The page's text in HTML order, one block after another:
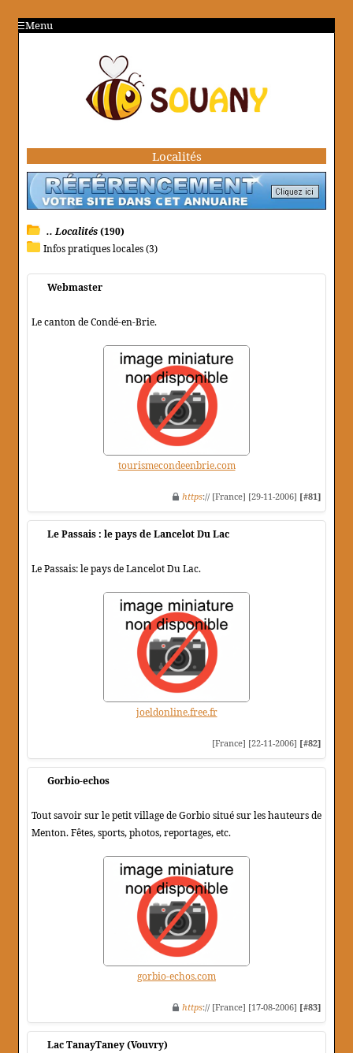
Menu
Localités
.. Localités(190)
Infos pratiques locales (3)
Webmaster
Le canton de Condé-en-Brie.
tourismecondeenbrie.com
https:// [France] [29-11-2006] [#81]
Le Passais : le pays de Lancelot Du Lac
Le Passais: le pays de Lancelot Du Lac.
joeldonline.free.fr
[France] [22-11-2006] [#82]
Gorbio-echos
Tout savoir sur le petit village de Gorbio situé sur les hauteurs de
Menton. Fêtes, sports, photos, reportages, etc.
gorbio-echos.com
https:// [France] [17-08-2006] [#83]
Lac TanayTaney (Vouvry)